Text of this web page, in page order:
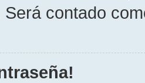
Será contado